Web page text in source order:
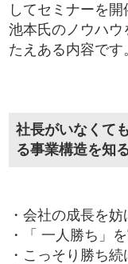
してセミナーを開
池本氏のノウハ
たえある内容です
社長がいなくて
る事業構造を知
・会社の成長を
・「 一人勝ち」
・こっそり勝ち